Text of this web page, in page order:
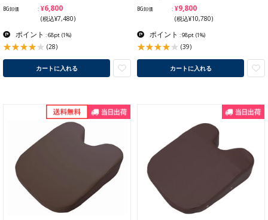
BG卸価 ¥6,800
(税込¥7,480)
ポイント : 68pt (1%)
(28)
カートに入れる
BG卸価 ¥9,800
(税込¥10,780)
ポイント : 98pt (1%)
(39)
カートに入れる